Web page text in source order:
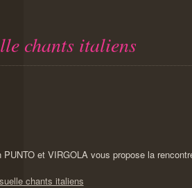
chants italiens
PUNTO et VIRGOLA vous propose la
chants italiens